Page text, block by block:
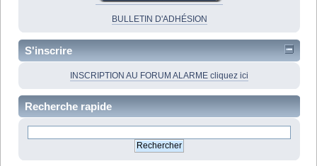
BULLETIN D'ADHÉSION
S'inscrire
INSCRIPTION AU FORUM ALARME cliquez ici
Recherche rapide